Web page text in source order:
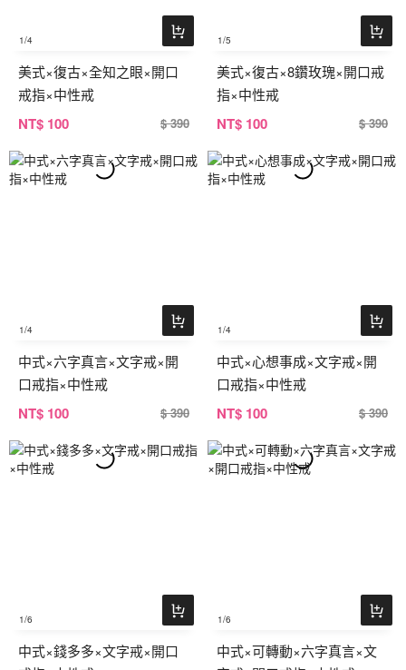
1/4
美式×復古×全知之眼×開口
戒指×中性戒
NT$ 100 $ 390
1/5
美式×復古×8鑽玫瑰×開口戒
指×中性戒
NT$ 100 $ 390
1/4
中式×六字真言×文字戒×開
口戒指×中性戒
NT$ 100 $ 390
1/4
中式×心想事成×文字戒×開
口戒指×中性戒
NT$ 100 $ 390
1/6
中式×錢多多×文字戒×開口
1/6
中式×可轉動×六字真言×文